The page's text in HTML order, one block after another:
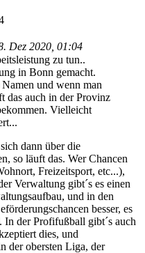
Dez 2020, 01:04
zu tun..
in Bonn gemacht.
und wenn man
das auch in der Provinz
Vielleicht
dann über die
so läuft das. Wer Chancen
Freizeitsport, etc...),
Verwaltung gibt´s es einen
und in den
besser, es
In der Profifußball gibt´s auch
dies, und
der obersten Liga, der